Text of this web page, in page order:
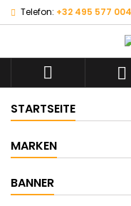
Telefon: +32 495 577 004
 
STARTSEITE
MARKEN
BANNER